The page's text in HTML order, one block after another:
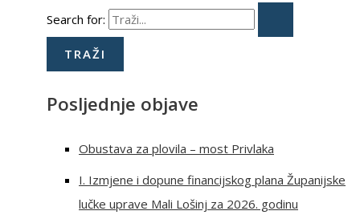
Search for:
Posljednje objave
Obustava za plovila – most Privlaka
I. Izmjene i dopune financijskog plana Županijske
lučke uprave Mali Lošinj za 2026. godinu